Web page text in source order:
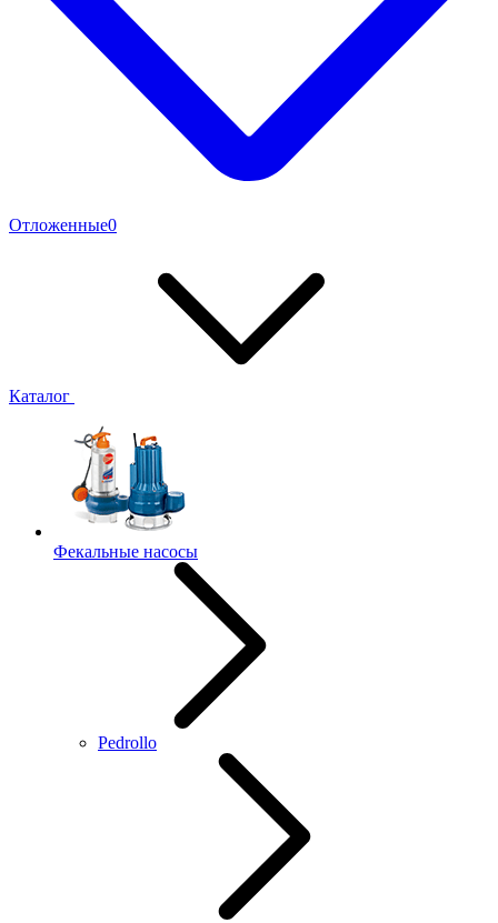
Отложенные0
Каталог
Фекальные насосы
Pedrollo